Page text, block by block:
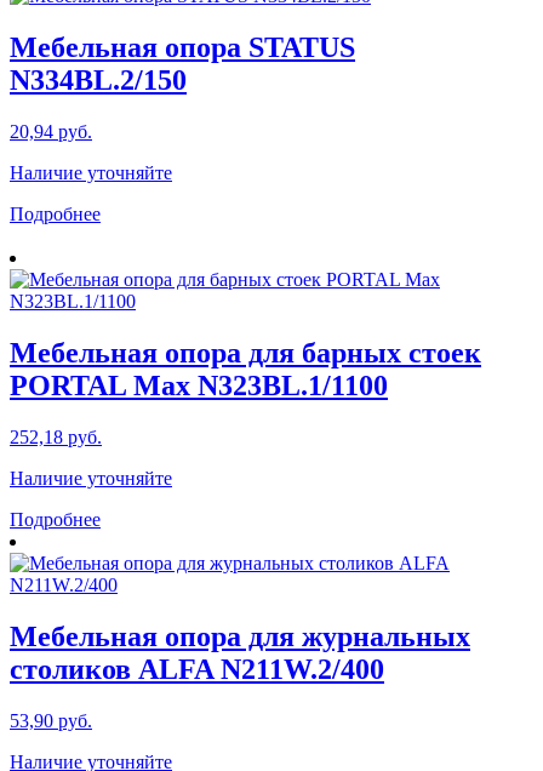
Мебельная опора STATUS
N334BL.2/150
20,94 руб.
Наличие уточняйте
Подробнее
Мебельная опора для барных стоек
PORTAL Max N323BL.1/1100
252,18 руб.
Наличие уточняйте
Подробнее
Мебельная опора для журнальных
столиков ALFA N211W.2/400
53,90 руб.
Наличие уточняйте